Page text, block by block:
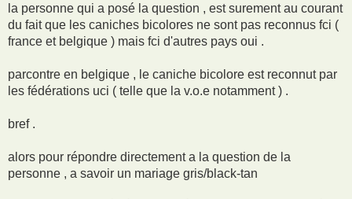
g
e
la personne qui a posé la question , est surement au courant
du fait que les caniches bicolores ne sont pas reconnus fci (
france et belgique ) mais fci d'autres pays oui .
parcontre en belgique , le caniche bicolore est reconnut par
les fédérations uci ( telle que la v.o.e notamment ) .
bref .
alors pour répondre directement a la question de la
personne , a savoir un mariage gris/black-tan